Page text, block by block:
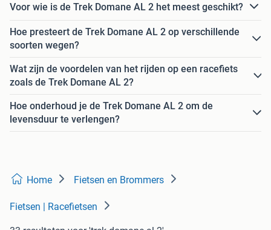
Voor wie is de Trek Domane AL 2 het meest geschikt?
Hoe presteert de Trek Domane AL 2 op verschillende
soorten wegen?
Wat zijn de voordelen van het rijden op een racefiets
zoals de Trek Domane AL 2?
Hoe onderhoud je de Trek Domane AL 2 om de
levensduur te verlengen?
Home Fietsen en Brommers
Fietsen | Racefietsen